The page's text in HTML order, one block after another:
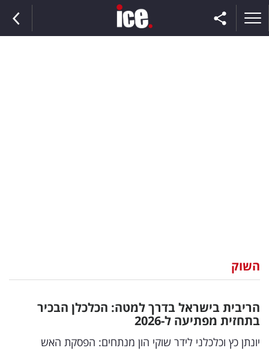
וצרכנות
דיגיטל
וטק
השוק
הריבית בישראל בדרך למטה: הכלכלן הבכיר
בתחזית מפתיעה ל-2026
יונתן כץ וכלכלני לידר שוקי הון מנתחים: הפסקת האש